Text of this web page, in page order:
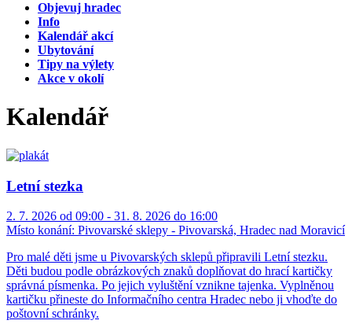
Objevuj hradec
Info
Kalendář akcí
Ubytování
Tipy na výlety
Akce v okolí
Kalendář
Letní stezka
2. 7. 2026 od 09:00 - 31. 8. 2026 do 16:00
Místo konání: Pivovarské sklepy - Pivovarská, Hradec nad Moravicí
Pro malé děti jsme u Pivovarských sklepů připravili Letní stezku.
Děti budou podle obrázkových znaků doplňovat do hrací kartičky
správná písmenka. Po jejich vyluštění vznikne tajenka. Vyplněnou
kartičku přineste do Informačního centra Hradec nebo ji vhoďte do
poštovní schránky.